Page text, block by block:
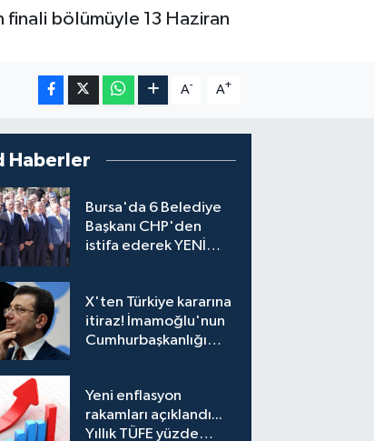
finali bölümüyle 13 Haziran
A- A+
Haberler
Bursa'da 6 Belediye
Başkanı CHP'den
istifa ederek YENİ
X'ten Türkiye kararına
itiraz! İmamoğlu'nun
Cumhurbaşkanlığı
engeli mahkemeye
taşındı
Yeni enflasyon
rakamları açıklandı...
Yıllık TÜFE yüzde